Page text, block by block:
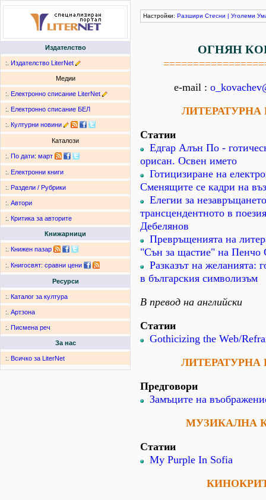
Издателство
:. Издателство LiterNet
Медии
:. Електронно списание LiterNet
:. Електронно списание БЕЛ
:. Културни новини
Каталози
:. По дати: март
:. Електронни книги
:. Раздели / Рубрики
:. Автори
:. Критика за авторите
Книжарници
:. Книжен пазар
:. Книгосвят: сравни цени
Ресурси
:. Каталог за култура
:. Артзона
:. Писмена реч
За нас
:. Всичко за LiterNet
Настройки: Разшири Стесни | Уголеми
ОГНЯН
e-mail :
ЛИТЕРАТУРНА
Статии
Едгар Алън По -
орисан. Освен името
Готицизиране на
Сменящите се кадри на
Елегии за
трансцендентното в
Дебелянов
Превръщенията на
"Сън за щастие" на Пенчо
Разказът на желанията:
в българския символизъм
В превод на английски
Статии
Gothicizing the Web/
ЛИТЕРАТУРНА
Предговори
Замъците на
МУЗИКАЛНА
Статии
My Purple In Sofia